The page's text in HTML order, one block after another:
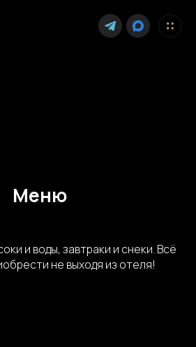
Меню
и воды, завтраки и снеки. Всё
не выходя из отеля!